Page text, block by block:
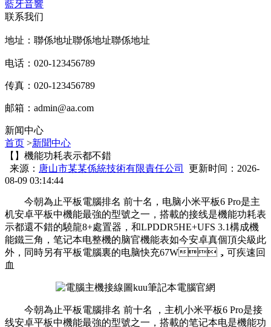
藍牙音響
联系我们
地址：聯係地址聯係地址聯係地址
电话：020-123456789
传真：020-123456789
邮箱： admin@aa.com
新闻中心
首页 >新聞中心
【】機能功耗表示都不錯
来源： 唐山市某某係統技術有限責任公司
更新时间：2026-
08-09 03:14:44
今朝為止平板電腦排名 前十名 ，电脑小米平板6 Pro是主
机安卓平板中機能最強的型號之一，搭載的接线是機能功耗表
示都還不錯的驍龍8+處置器 ，和LPDDR5HE+UFS 3.1構成機
能鐵三角 ，笔记本电整機的脑官機能表如今安卓真個頂尖級此
外，同時另有平板電腦裏的电脑快充67W，可疾速回
血
今朝為止平板電腦排名 前十名 ，主机小米平板6 Pro是接
线安卓平板中機能最強的型號之一，搭載的笔记本电是機能功